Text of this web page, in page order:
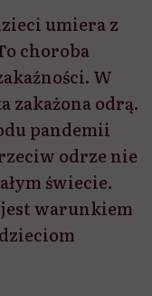
umiera z
choroba
W
zakażona odrą.
pandemii
odrze nie
świecie.
warunkiem